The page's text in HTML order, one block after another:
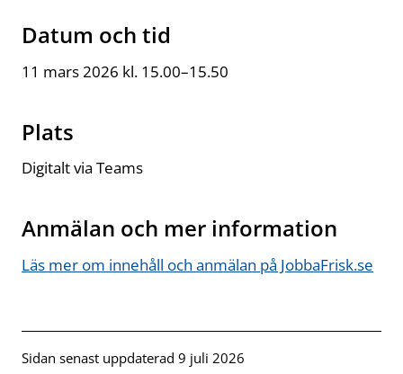
Datum och tid
11 mars 2026 kl. 15.00–15.50
Plats
Digitalt via Teams
Anmälan och mer information
Läs mer om innehåll och anmälan på JobbaFrisk.se
Sidan senast uppdaterad 9 juli 2026